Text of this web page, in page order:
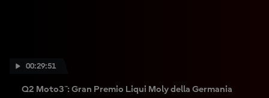
00:29:51
Q2 Moto3™: Gran Premio Liqui Moly della Germania